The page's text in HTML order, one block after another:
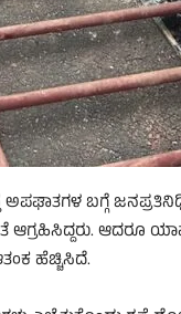
ಬಗ್ಗೆ
ಆಗ್ರಹಿಸಿದ್ದರು. ಆದರೂ
ಹೆಚ್ಚಿಸಿದೆ.